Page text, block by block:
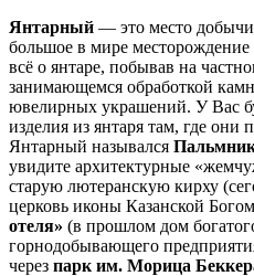
Янтарный — это место добычи
большое в мире
всё о янтаре, побывав на
занимающемся обработкой
ювелирных украшений. У Вас
изделия из янтаря там, где
Янтарный назывался
увидите архитектурные
старую лютеранскую кирху
церковь иконы Казанской
отеля» (в прошлом дом
горнодобывающего
через парк им. Морица